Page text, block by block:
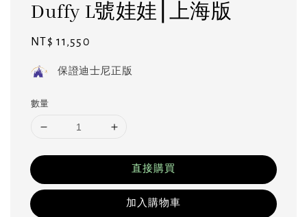
Duffy L號娃娃⎮上海版
Regular
NT$ 11,550
保證迪士尼正版
數量
直接購買
加入購物車